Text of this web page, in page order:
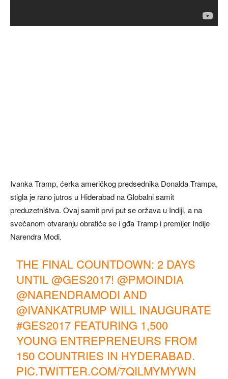
Ivanka Tramp, ćerka američkog predsednika Donalda Trampa,
stigla je rano jutros u Hiderabad na Globalni samit
preduzetništva. Ovaj samit prvi put se oržava u Indiji, a na
svečanom otvaranju obratiće se i gđa Tramp i premijer Indije
Narendra Modi.
THE FINAL COUNTDOWN: 2 DAYS
UNTIL@GES2017!@PMOINDIA
@NARENDRAMODI AND
@IVANKATRUMP WILL INAUGURATE
#GES2017 FEATURING 1,500
YOUNG ENTREPRENEURS FROM
150 COUNTRIES IN HYDERABAD.
PIC.TWITTER.COM/7QILMYMYWN